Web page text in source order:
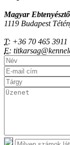
Magyar
1119 Budapest
T: +36 70 465 3911
E: